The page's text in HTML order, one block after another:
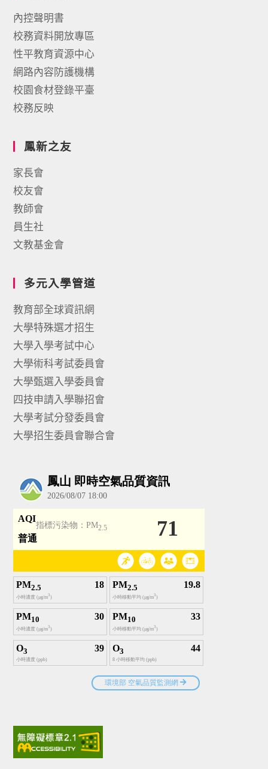
內控聲明書
校務資料開放專區
性平教育資源中心
網路內容防護機構
校園食材登錄平臺
校務反映
鳳新之友
家長會
校友會
教師會
員生社
文教基金會
多元入學管道
教育部全球資訊網
大學特殊選才招生
大學入學考試中心
大學術科考試委員會
大學甄選入學委員會
四技申請入學聯招會
大學考試分發委員會
大學招生委員會聯合會